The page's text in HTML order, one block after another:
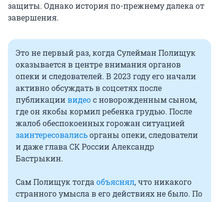
защиты. Однако история по-прежнему далека от
завершения.
Это не первый раз, когда Сулейман Полищук
оказывается в центре внимания органов
опеки и следователей. В 2023 году его начали
активно обсуждать в соцсетях после
публикациивидеос новорожденным сыном,
где он якобы кормил ребенка грудью. После
жалоб обеспокоенных горожан ситуацией
заинтересовалисьорганы опеки, следователи
и даже глава СК России Александр
Бастрыкин.
Сам Полищук тогда объяснял, что никакого
странного умысла в его действиях не было. По